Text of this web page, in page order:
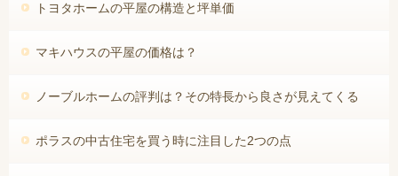
トヨタホームの平屋の構造と坪単価
マキハウスの平屋の価格は？
ノーブルホームの評判は？その特長から良さが見えてくる
ポラスの中古住宅を買う時に注目した2つの点